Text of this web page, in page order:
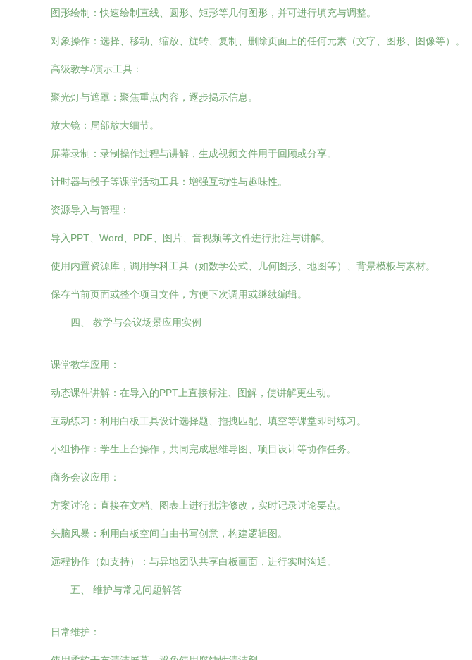
图形绘制：快速绘制直线、圆形、矩形等几何图形，并可进行填充与调整。
对象操作：选择、移动、缩放、旋转、复制、删除页面上的任何元素（文字、图形、图像等）。
高级教学/演示工具：
聚光灯与遮罩：聚焦重点内容，逐步揭示信息。
放大镜：局部放大细节。
屏幕录制：录制操作过程与讲解，生成视频文件用于回顾或分享。
计时器与骰子等课堂活动工具：增强互动性与趣味性。
资源导入与管理：
导入PPT、Word、PDF、图片、音视频等文件进行批注与讲解。
使用内置资源库，调用学科工具（如数学公式、几何图形、地图等）、背景模板与素材。
保存当前页面或整个项目文件，方便下次调用或继续编辑。
四、 教学与会议场景应用实例
课堂教学应用：
动态课件讲解：在导入的PPT上直接标注、图解，使讲解更生动。
互动练习：利用白板工具设计选择题、拖拽匹配、填空等课堂即时练习。
小组协作：学生上台操作，共同完成思维导图、项目设计等协作任务。
商务会议应用：
方案讨论：直接在文档、图表上进行批注修改，实时记录讨论要点。
头脑风暴：利用白板空间自由书写创意，构建逻辑图。
远程协作（如支持）：与异地团队共享白板画面，进行实时沟通。
五、 维护与常见问题解答
日常维护：